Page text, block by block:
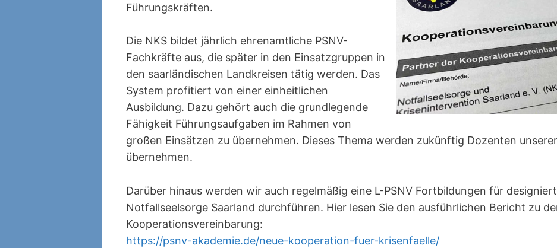
Führungskräften.
Die NKS bildet jährlich ehrenamtliche PSNV-
Fachkräfte aus, die später in den Einsatzgruppen in
den saarländischen Landkreisen tätig werden. Das
System profitiert von einer einheitlichen
Ausbildung. Dazu gehört auch die grundlegende
Fähigkeit Führungsaufgaben im Rahmen von
großen Einsätzen zu übernehmen. Dieses Thema werden zukünftig Dozenten unserer
übernehmen.
Darüber hinaus werden wir auch regelmäßig eine L-PSNV Fortbildungen für
Notfallseelsorge Saarland durchführen. Hier lesen Sie den ausführlichen Bericht zu
Kooperationsvereinbarung:
https://psnv-akademie.de/neue-kooperation-fuer-krisenfaelle/